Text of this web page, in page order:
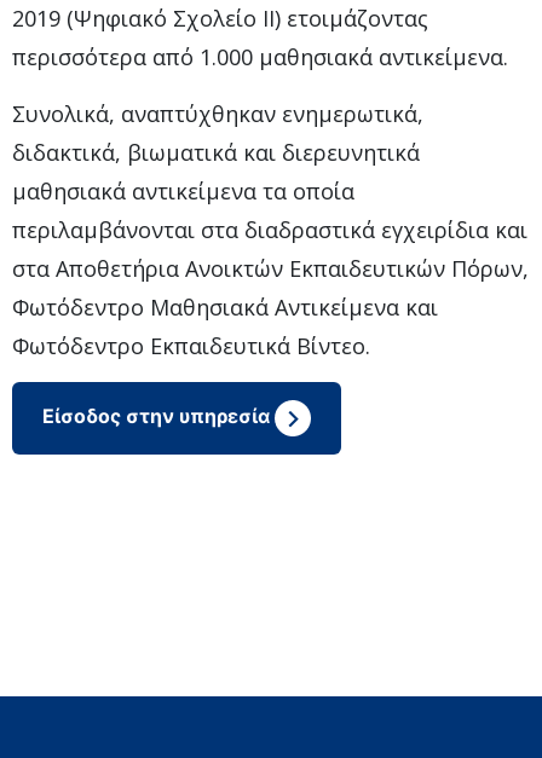
2019 (Ψηφιακό Σχολείο ΙΙ) ετοιμάζοντας
περισσότερα από 1.000 μαθησιακά αντικείμενα.
Συνολικά, αναπτύχθηκαν ενημερωτικά,
διδακτικά, βιωματικά και διερευνητικά
μαθησιακά αντικείμενα τα οποία
περιλαμβάνονται στα διαδραστικά εγχειρίδια και
στα Αποθετήρια Ανοικτών Εκπαιδευτικών Πόρων,
Φωτόδεντρο Μαθησιακά Αντικείμενα και
Φωτόδεντρο Εκπαιδευτικά Bίντεο.
Είσοδος στην υπηρεσία